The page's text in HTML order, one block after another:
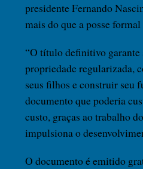
presidente Fernando
mais do que a posse formal
“O título definitivo garante
propriedade regularizada,
seus filhos e construir seu
documento que poderia
custo, graças ao trabalho
impulsiona o
O documento é emitido